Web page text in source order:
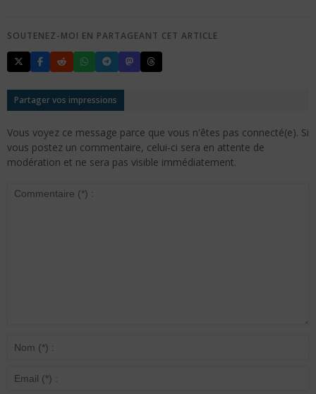
SOUTENEZ-MOI EN PARTAGEANT CET ARTICLE
Partager vos impressions
Vous voyez ce message parce que vous n'êtes pas connecté(e). Si
vous postez un commentaire, celui-ci sera en attente de
modération et ne sera pas visible immédiatement.